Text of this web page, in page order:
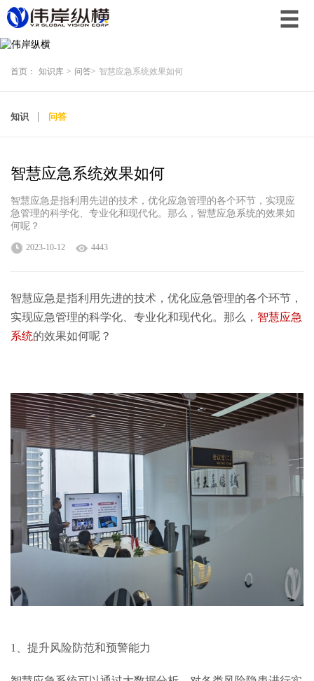
首页： 知识库 > 问答> 智慧应急系统效果如何
知识 问答
智慧应急系统效果如何
智慧应急是指利用先进的技术，优化应急管理的各个环节，实现应
急管理的科学化、专业化和现代化。那么，智慧应急系统的效果如
何呢？
2023-10-12 4443
智慧应急是指利用先进的技术，优化应急管理的各个环节，
实现应急管理的科学化、专业化和现代化。那么， 智慧应急
系统的效果如何呢？
1、提升风险防范和预警能力